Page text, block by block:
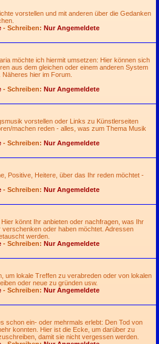
vorstellen und mit anderen über die Gedanken
- Schreiben: Nur Angemeldete
möchte ich hiermit umsetzen: Hier können sich
aus dem gleichen oder einem anderen System
hier im Forum.
- Schreiben: Nur Angemeldete
vorstellen oder Links zu Künstlerseiten
machen reden - alles, was zum Thema Musik
- Schreiben: Nur Angemeldete
Positive, Heitere, über das Ihr reden möchtet -
- Schreiben: Nur Angemeldete
Hier könnt Ihr anbieten oder nachfragen, was Ihr
verschenken oder haben möchtet. Adressen
werden.
- Schreiben: Nur Angemeldete
um lokale Treffen zu verabreden oder von lokalen
oder neue zu gründen usw.
- Schreiben: Nur Angemeldete
schon ein- oder mehrmals erlebt: Den Tod von
konnten. Hier ist die Ecke, um darüber zu
damit sie nicht vergessen werden.